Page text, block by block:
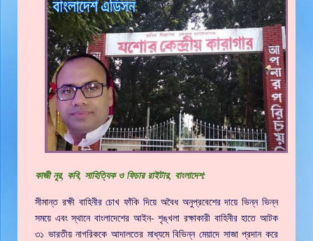
কাজী নূর, কবি, সাহিত্যিক ও ফিচার রাইটার, বাংলাদেশ:
সীমান্ত রক্ষী বাহিনীর চোখ ফাঁকি দিয়ে অবৈধ অনুপ্রবেশের দায়ে ভিন্ন ভিন্ন
সময়ে এবং স্থানে বাংলাদেশের আইন- শৃঙ্খলা রক্ষাকারী বাহিনীর হাতে আটক
৩১ ভারতীয় নাগরিককে আদালতের মাধ্যমে বিভিন্ন মেয়াদে সাজা প্রদান করে